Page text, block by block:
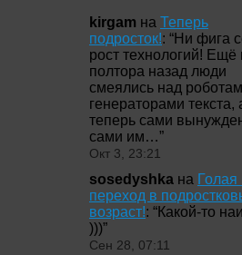
kirgam на Теперь
подросток!: “Ни фига
рост технологий! Ещё
полтора назад люди
смеялись над
генераторами текста,
теперь сами
сами им…”
Окт 3, 23:21
sosedyshka на Голая
переход в
возраст!: “Какой-то
)))”
Сен 28, 07:11